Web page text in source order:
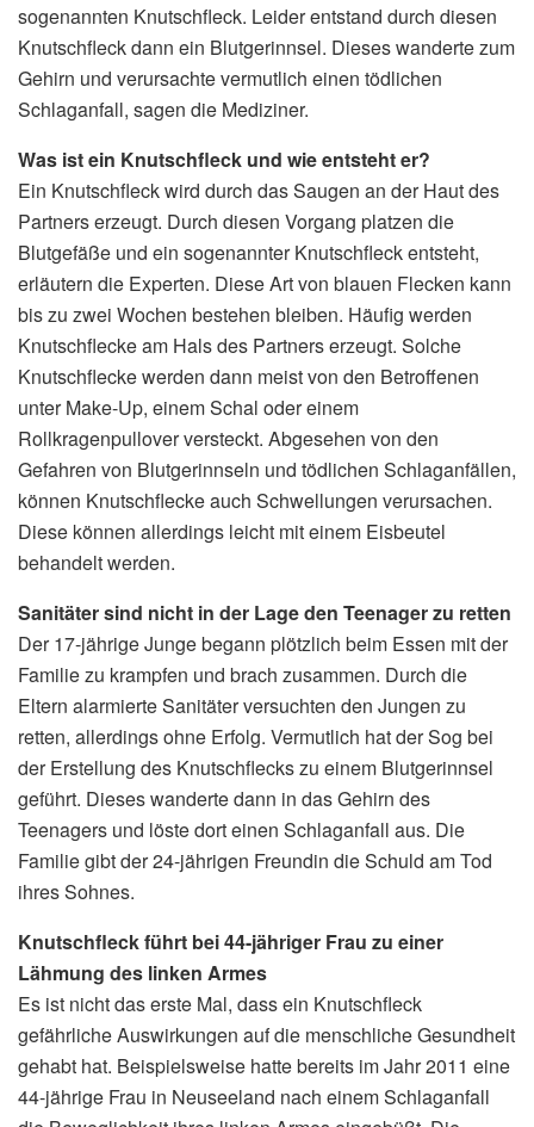
sogenannten Knutschfleck. Leider entstand durch diesen
Knutschfleck dann ein Blutgerinnsel. Dieses wanderte zum
Gehirn und verursachte vermutlich einen tödlichen
Schlaganfall, sagen die Mediziner.
Was ist ein Knutschfleck und wie entsteht er?
Ein Knutschfleck wird durch das Saugen an der Haut des
Partners erzeugt. Durch diesen Vorgang platzen die
Blutgefäße und ein sogenannter Knutschfleck entsteht,
erläutern die Experten. Diese Art von blauen Flecken kann
bis zu zwei Wochen bestehen bleiben. Häufig werden
Knutschflecke am Hals des Partners erzeugt. Solche
Knutschflecke werden dann meist von den Betroffenen
unter Make-Up, einem Schal oder einem
Rollkragenpullover versteckt. Abgesehen von den
Gefahren von Blutgerinnseln und tödlichen Schlaganfällen,
können Knutschflecke auch Schwellungen verursachen.
Diese können allerdings leicht mit einem Eisbeutel
behandelt werden.
Sanitäter sind nicht in der Lage den Teenager zu retten
Der 17-jährige Junge begann plötzlich beim Essen mit der
Familie zu krampfen und brach zusammen. Durch die
Eltern alarmierte Sanitäter versuchten den Jungen zu
retten, allerdings ohne Erfolg. Vermutlich hat der Sog bei
der Erstellung des Knutschflecks zu einem Blutgerinnsel
geführt. Dieses wanderte dann in das Gehirn des
Teenagers und löste dort einen Schlaganfall aus. Die
Familie gibt der 24-jährigen Freundin die Schuld am Tod
ihres Sohnes.
Knutschfleck führt bei 44-jähriger Frau zu einer
Lähmung des linken Armes
Es ist nicht das erste Mal, dass ein Knutschfleck
gefährliche Auswirkungen auf die menschliche Gesundheit
gehabt hat. Beispielsweise hatte bereits im Jahr 2011 eine
44-jährige Frau in Neuseeland nach einem Schlaganfall